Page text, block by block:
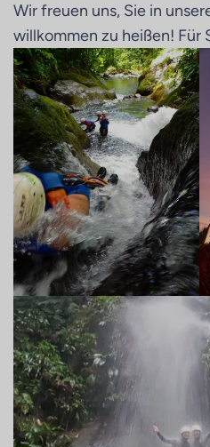
Wir freuen uns, Sie in
willkommen zu heißen! Für